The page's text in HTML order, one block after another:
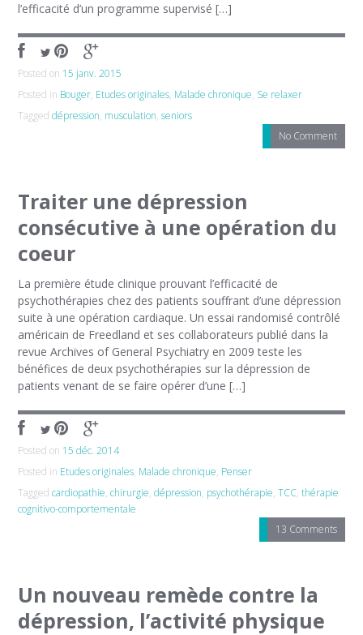
l’efficacité d’un programme supervisé […]
Posted on 15 janv. 2015
Posted in Bouger, Etudes originales, Malade chronique, Se relaxer
Taggeddépression, musculation,seniors
No Comment
Traiter une dépression
consécutive à une opération du
coeur
La première étude clinique prouvant l’efficacité de
psychothérapies chez des patients souffrant d’une dépression
suite à une opération cardiaque. Un essai randomisé contrôlé
américain de Freedland et ses collaborateurs publié dans la
revue Archives of General Psychiatry en 2009 teste les
bénéfices de deux psychothérapies sur la dépression de
patients venant de se faire opérer d’une […]
Posted on 15 déc. 2014
Posted in Etudes originales, Malade chronique, Penser
Taggedcardiopathie,chirurgie,dépression, psychothérapie,TCC,thérapie
cognitivo-comportementale
13 Comments
Un nouveau remède contre la
dépression, l’activité physique